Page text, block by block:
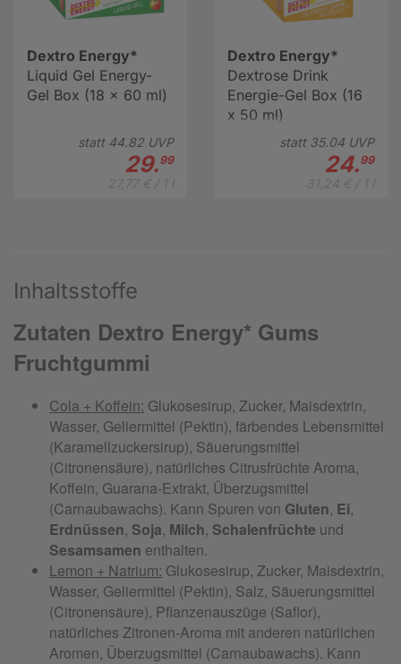
Dextro Energy*
Liquid Gel Energy-
Gel Box (18 x 60 ml)
statt 44.82 UVP
29.99
Dextro Energy*
Dextrose Drink
Energie-Gel Box (16
x 50 ml)
statt 35.04 UVP
24.99
Inhaltsstoffe